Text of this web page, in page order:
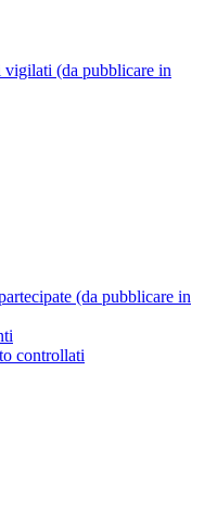
(da pubblicare in
(da pubblicare in
controllati